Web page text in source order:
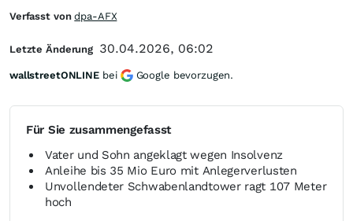
Für Sie zusammengefasst
Vater und Sohn angeklagt wegen Insolvenz
Anleihe bis 35 Mio Euro mit Anlegerverlusten
Unvollendeter Schwabenlandtower ragt 107 Meter
hoch
Verfasst vondpa-AFX
Letzte Änderung 30.04.2026, 06:02
wallstreetONLINE bei Google bevorzugen.